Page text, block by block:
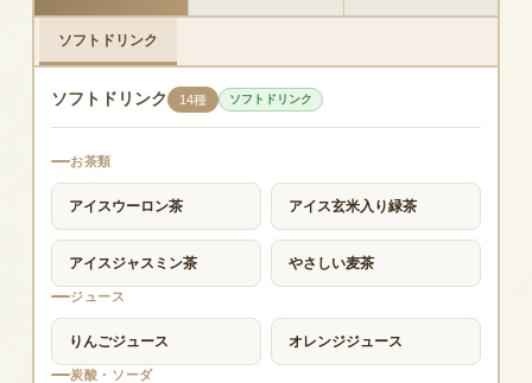
ソフトドリンク
ソフトドリンク 14種 ソフトドリンク
お茶類
アイスウーロン茶 アイス玄米入り緑茶
アイスジャスミン茶 やさしい麦茶
ジュース
りんごジュース オレンジジュース
炭酸・ソーダ